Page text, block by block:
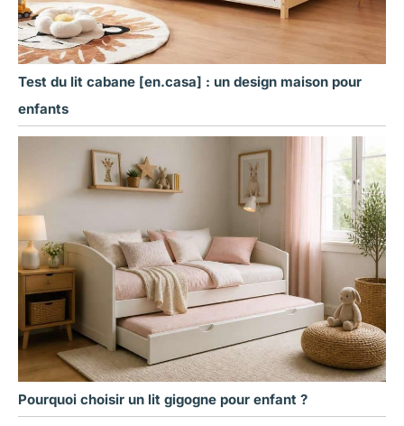
Test du lit cabane [en.casa] : un design maison pour
enfants
Pourquoi choisir un lit gigogne pour enfant ?